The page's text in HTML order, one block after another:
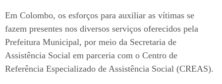
Em Colombo, os esforços para auxiliar as vítimas se
fazem presentes nos diversos serviços oferecidos pela
Prefeitura Municipal, por meio da Secretaria de
Assistência Social em parceria com o Centro de
Referência Especializado de Assistência Social (CREAS).